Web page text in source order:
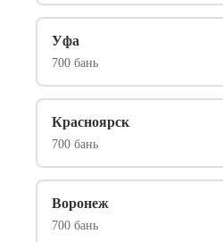
Уфа
700 бань
Красноярск
700 бань
Воронеж
700 бань